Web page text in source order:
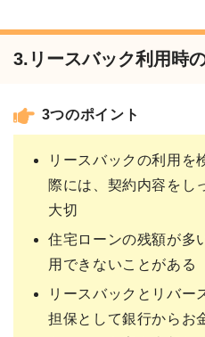
3.リースバック利用時
3つのポイント
リースバックの利用を
際には、契約内容をし
大切
住宅ローンの残額が多
用できないことがある
リースバックとリバー
担保として銀行からお